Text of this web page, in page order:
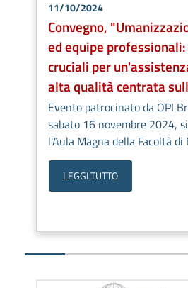
11/10/2024
Convegno,
ed equipe
cruciali per
alta qualità centrata
Evento patrocinato da OPI
sabato 16 novembre 2024,
l'Aula Magna della Facoltà di
LEGGI TUTTO